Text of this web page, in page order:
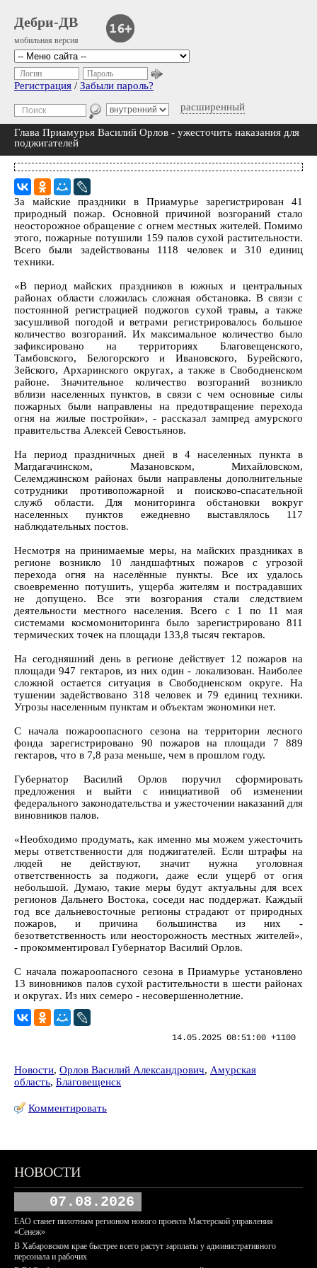
Дебри-ДВ
мобильная версия
расширенный
Логин Пароль
Регистрация / Забыли пароль?
Глава Приамурья Василий Орлов - ужесточить наказания для
поджигателей
За майские праздники в Приамурье зарегистрирован 41
природный пожар. Основной причиной возгораний стало
неосторожное обращение с огнем местных жителей. Помимо
этого, пожарные потушили 159 палов сухой растительности.
Всего были задействованы 1118 человек и 310 единиц
техники.
«В период майских праздников в южных и центральных
районах области сложилась сложная обстановка. В связи с
постоянной регистрацией поджогов сухой травы, а также
засушливой погодой и ветрами регистрировалось большое
количество возгораний. Их максимальное количество было
зафиксировано на территориях Благовещенского,
Тамбовского, Белогорского и Ивановского, Бурейского,
Зейского, Архаринского округах, а также в Свободненском
районе. Значительное количество возгораний возникло
вблизи населенных пунктов, в связи с чем основные силы
пожарных были направлены на предотвращение перехода
огня на жилые постройки», - рассказал зампред амурского
правительства Алексей Севостьянов.
На период праздничных дней в 4 населенных пункта в
Магдагачинском, Мазановском, Михайловском,
Селемджинском районах были направлены дополнительные
сотрудники противопожарной и поисково-спасательной
служб области. Для мониторинга обстановки вокруг
населенных пунктов ежедневно выставлялось 117
наблюдательных постов.
Несмотря на принимаемые меры, на майских праздниках в
регионе возникло 10 ландшафтных пожаров с угрозой
перехода огня на населённые пункты. Все их удалось
своевременно потушить, ущерба жителям и пострадавших
не допущено. Все эти возгорания стали следствием
деятельности местного населения. Всего с 1 по 11 мая
системами космомониторинга было зарегистрировано 811
термических точек на площади 133,8 тысяч гектаров.
На сегодняшний день в регионе действует 12 пожаров на
площади 947 гектаров, из них один - локализован. Наиболее
сложной остается ситуация в Свободненском округе. На
тушении задействовано 318 человек и 79 единиц техники.
Угрозы населенным пунктам и объектам экономики нет.
С начала пожароопасного сезона на территории лесного
фонда зарегистрировано 90 пожаров на площади 7 889
гектаров, что в 7,8 раза меньше, чем в прошлом году.
Губернатор Василий Орлов поручил сформировать
предложения и выйти с инициативой об изменении
федерального законодательства и ужесточении наказаний для
виновников палов.
«Необходимо продумать, как именно мы можем ужесточить
меры ответственности для поджигателей. Если штрафы на
людей не действуют, значит нужна уголовная
ответственность за поджоги, даже если ущерб от огня
небольшой. Думаю, такие меры будут актуальны для всех
регионов Дальнего Востока, соседи нас поддержат. Каждый
год все дальневосточные регионы страдают от природных
пожаров, и причина большинства из них -
безответственность или неосторожность местных жителей»,
- прокомментировал Губернатор Василий Орлов.
С начала пожароопасного сезона в Приамурье установлено
13 виновников палов сухой растительности в шести районах
и округах. Из них семеро - несовершеннолетние.
14.05.2025 08:51:00 +1100
Новости, Орлов Василий Александрович, Амурская
область, Благовещенск
Комментировать
НОВОСТИ
07.08.2026
ЕАО станет пилотным регионом нового проекта Мастерской управления
«Сенеж»
В Хабаровском крае быстрее всего растут зарплаты у административного
персонала и рабочих